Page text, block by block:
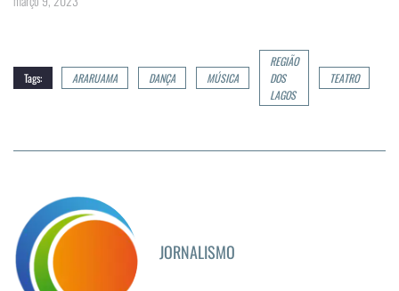
Tags: ARARUAMA DANÇA MÚSICA
REGIÃO
DOS
LAGOS
TEATRO
JORNALISMO